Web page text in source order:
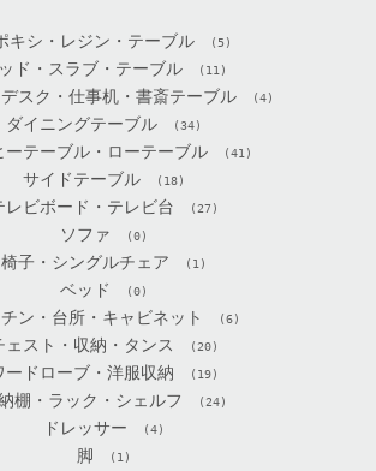
キシ・レジン・テーブル (5)
ド・スラブ・テーブル (11)
スク・仕事机・書斎テーブル (4)
ダイニングテーブル (34)
ーテーブル・ローテーブル (41)
サイドテーブル (18)
レビボード・テレビ台 (27)
ソファ (0)
椅子・シングルチェア (1)
ベッド (0)
ン・台所・キャビネット (6)
ェスト・収納・タンス (20)
ードローブ・洋服収納 (19)
棚・ラック・シェルフ (24)
ドレッサー (4)
脚 (1)